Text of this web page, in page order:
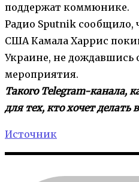
поддержат коммюнике.
Радио Sputnik сообщило,
США Камала Харрис
Украине, не дождавшись
мероприятия.
Такого Telegram-канала,
для тех, кто хочет делать
Источник